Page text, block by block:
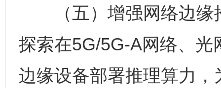
（五）增强网络边缘
探索在5G/5G-A网络、
边缘设备部署推理算力